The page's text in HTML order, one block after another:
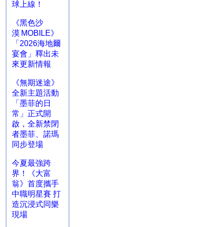
球上線！
《黑色沙
漠 MOBILE》
「2026海地爾
宴會」釋出未
來更新情報
《無期迷途》
全新主題活動
「墨菲的日
常」正式開
啟，全新禁閉
者墨菲、諾瑪
同步登場
今夏最強跨
界！《大富
翁》首度攜手
中職明星賽 打
造沉浸式同樂
現場